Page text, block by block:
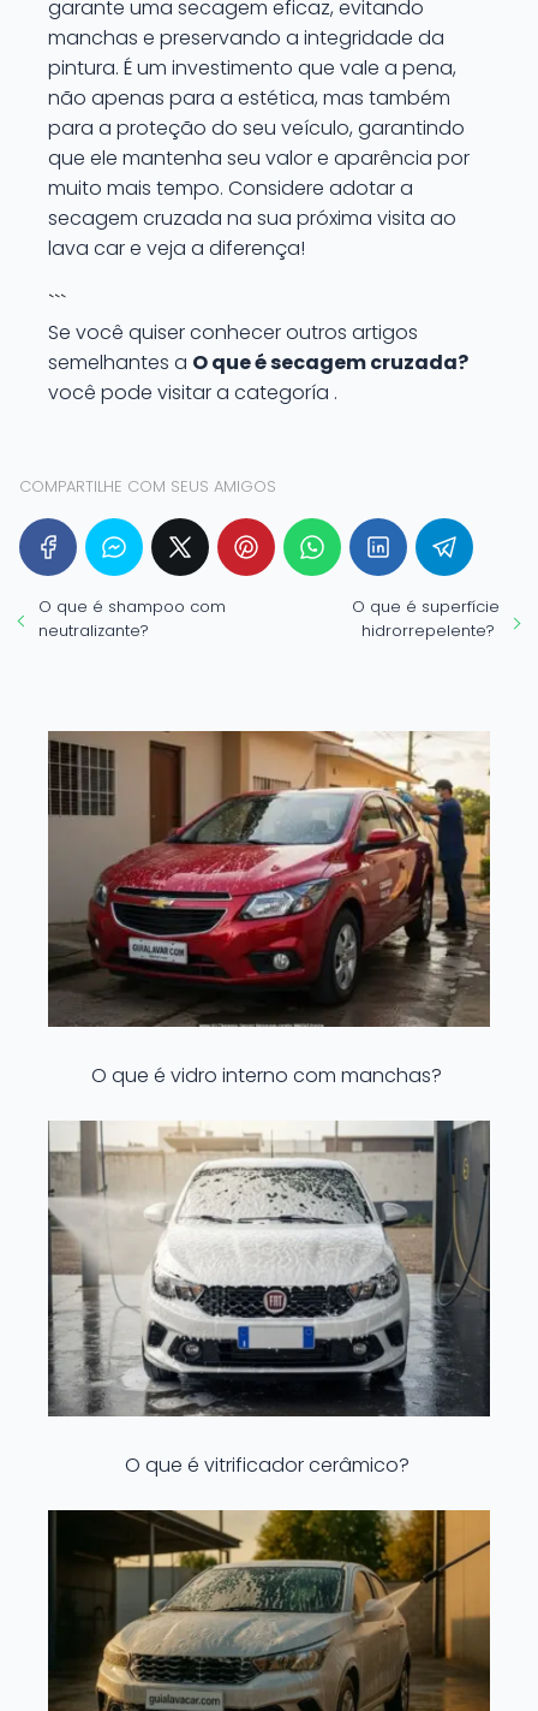
garante uma secagem eficaz, evitando
manchas e preservando a integridade da
pintura. É um investimento que vale a pena,
não apenas para a estética, mas também
para a proteção do seu veículo, garantindo
que ele mantenha seu valor e aparência por
muito mais tempo. Considere adotar a
secagem cruzada na sua próxima visita ao
lava car e veja a diferença!
```
Se você quiser conhecer outros artigos
semelhantes a O que é secagem cruzada?
você pode visitar a categoría .
COMPARTILHE COM SEUS AMIGOS
O que é shampoo com
neutralizante?
O que é superfície
hidrorrepelente?
O que é vidro interno com manchas?
O que é vitrificador cerâmico?